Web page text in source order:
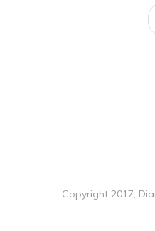
Copyright 2017,